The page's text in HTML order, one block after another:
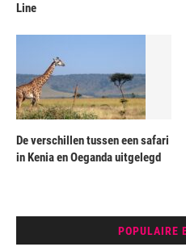
Line
De verschillen tussen een safari
in Kenia en Oeganda uitgelegd
POPULAIRE